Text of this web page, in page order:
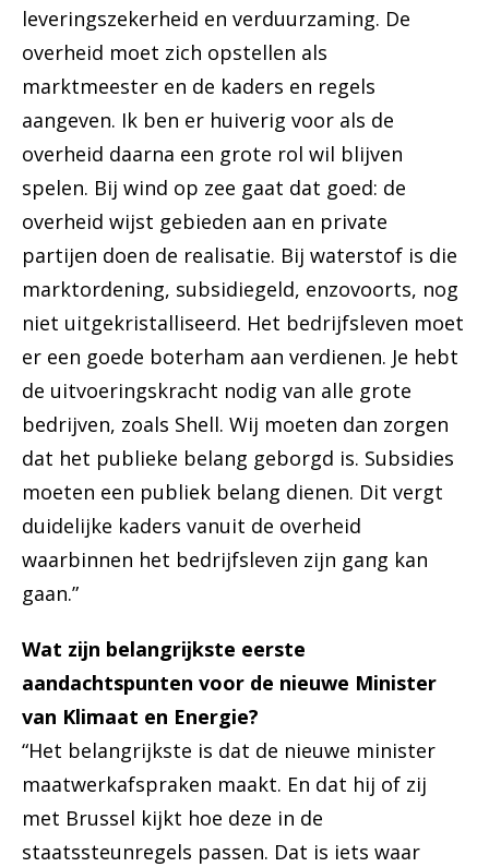
leveringszekerheid en verduurzaming. De
overheid moet zich opstellen als
marktmeester en de kaders en regels
aangeven. Ik ben er huiverig voor als de
overheid daarna een grote rol wil blijven
spelen. Bij wind op zee gaat dat goed: de
overheid wijst gebieden aan en private
partijen doen de realisatie. Bij waterstof is die
marktordening, subsidiegeld, enzovoorts, nog
niet uitgekristalliseerd. Het bedrijfsleven moet
er een goede boterham aan verdienen. Je hebt
de uitvoeringskracht nodig van alle grote
bedrijven, zoals Shell. Wij moeten dan zorgen
dat het publieke belang geborgd is. Subsidies
moeten een publiek belang dienen. Dit vergt
duidelijke kaders vanuit de overheid
waarbinnen het bedrijfsleven zijn gang kan
gaan.”
Wat zijn belangrijkste eerste
aandachtspunten voor de nieuwe Minister
van Klimaat en Energie?
“Het belangrijkste is dat de nieuwe minister
maatwerkafspraken maakt. En dat hij of zij
met Brussel kijkt hoe deze in de
staatssteunregels passen. Dat is iets waar